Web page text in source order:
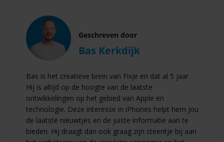
Geschreven door
Bas Kerkdijk
Bas is het creatieve brein van Fixje en dat al 5 jaar.
Hij is altijd op de hoogte van de laatste
ontwikkelingen op het gebied van Apple en
technologie. Deze interesse in iPhones helpt hem jou
de laatste nieuwtjes en de juiste informatie aan te
bieden. Hij draagt dan ook graag zijn steentje bij aan